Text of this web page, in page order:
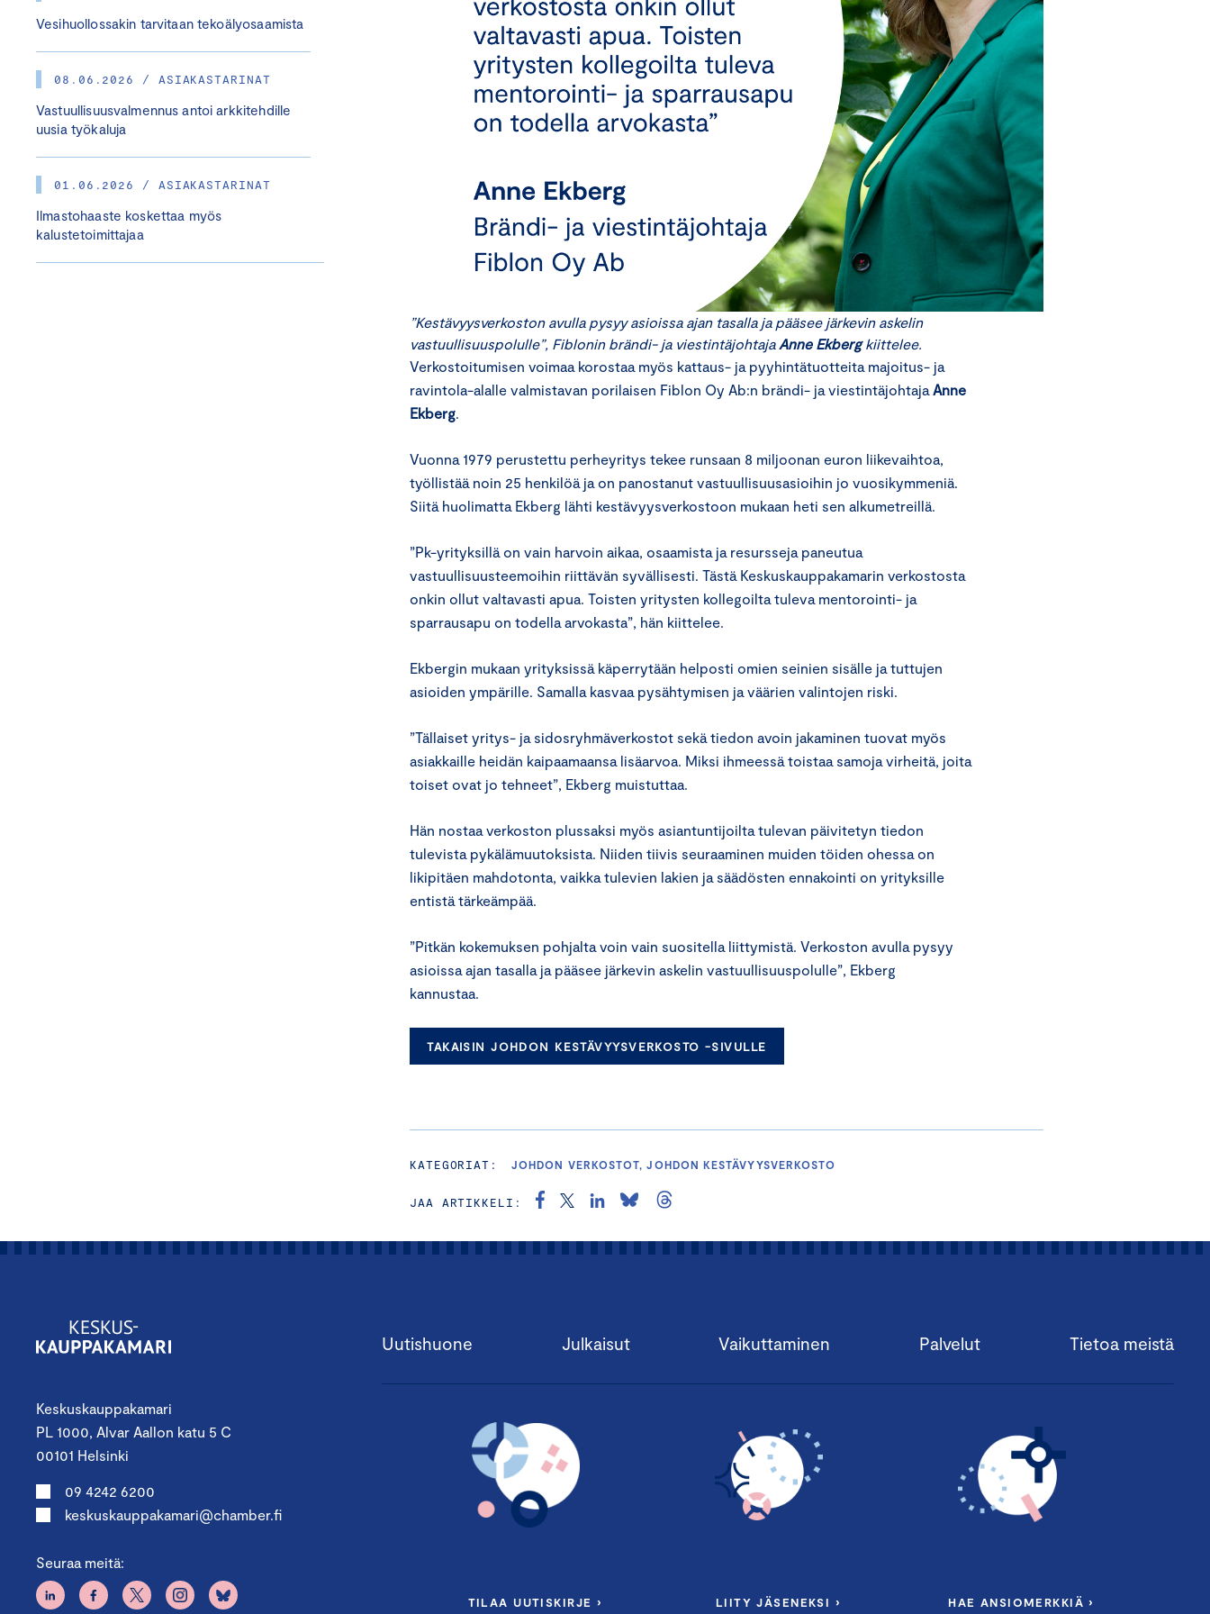
Vesihuollossakin tarvitaan tekoälyosaamista
08.06.2026 / ASIAKASTARINAT
Vastuullisuusvalmennus antoi arkkitehdille
uusia työkaluja
01.06.2026 / ASIAKASTARINAT
Ilmastohaaste koskettaa myös
kalustetoimittajaa
”Kestävyysverkoston avulla pysyy asioissa ajan tasalla ja pääsee järkevin askelin
vastuullisuuspolulle”, Fiblonin brändi- ja viestintäjohtaja Anne Ekbergkiittelee.
Verkostoitumisen voimaa korostaa myös kattaus- ja pyyhintätuotteita majoitus- ja
ravintola-alalle valmistavan porilaisen Fiblon Oy Ab:n brändi- ja viestintäjohtaja Anne
Ekberg.
Vuonna 1979 perustettu perheyritys tekee runsaan 8 miljoonan euron liikevaihtoa,
työllistää noin 25 henkilöä ja on panostanut vastuullisuusasioihin jo vuosikymmeniä.
Siitä huolimatta Ekberg lähti kestävyysverkostoon mukaan heti sen alkumetreillä.
”Pk-yrityksillä on vain harvoin aikaa, osaamista ja resursseja paneutua
vastuullisuusteemoihin riittävän syvällisesti. Tästä Keskuskauppakamarin verkostosta
onkin ollut valtavasti apua. Toisten yritysten kollegoilta tuleva mentorointi- ja
sparrausapu on todella arvokasta”, hän kiittelee.
Ekbergin mukaan yrityksissä käperrytään helposti omien seinien sisälle ja tuttujen
asioiden ympärille. Samalla kasvaa pysähtymisen ja väärien valintojen riski.
”Tällaiset yritys- ja sidosryhmäverkostot sekä tiedon avoin jakaminen tuovat myös
asiakkaille heidän kaipaamaansa lisäarvoa. Miksi ihmeessä toistaa samoja virheitä, joita
toiset ovat jo tehneet”, Ekberg muistuttaa.
Hän nostaa verkoston plussaksi myös asiantuntijoilta tulevan päivitetyn tiedon
tulevista pykälämuutoksista. Niiden tiivis seuraaminen muiden töiden ohessa on
likipitäen mahdotonta, vaikka tulevien lakien ja säädösten ennakointi on yrityksille
entistä tärkeämpää.
”Pitkän kokemuksen pohjalta voin vain suositella liittymistä. Verkoston avulla pysyy
asioissa ajan tasalla ja pääsee järkevin askelin vastuullisuuspolulle”, Ekberg
kannustaa.
TAKAISIN JOHDON KESTÄVYYSVERKOSTO -SIVULLE
KATEGORIAT: JOHDON VERKOSTOT, JOHDON KESTÄVYYSVERKOSTO
JAA ARTIKKELI:
Keskuskauppakamari
PL 1000, Alvar Aallon katu 5 C
00101 Helsinki
09 4242 6200
keskuskauppakamari@chamber.fi
Seuraa meitä:
Uutishuone Julkaisut Vaikuttaminen Palvelut Tietoa meistä
TILAA UUTISKIRJE › LIITY JÄSENEKSI › HAE ANSIOMERKKIÄ ›